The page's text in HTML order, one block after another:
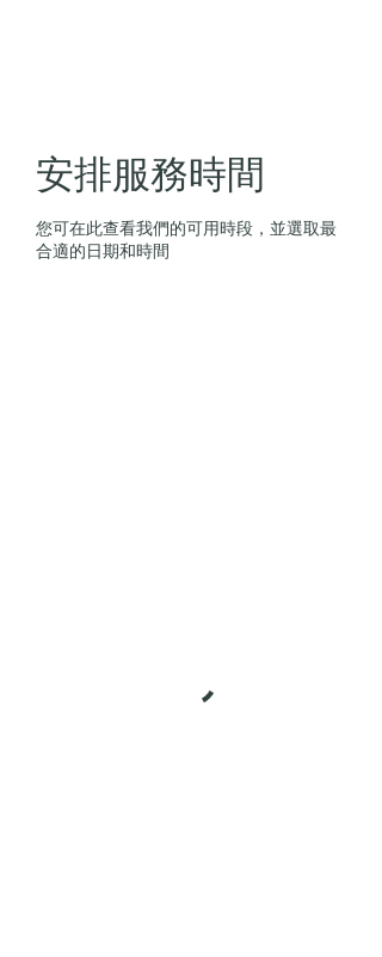
安排服務時間
您可在此查看我們的可用時段，並選取最
合適的日期和時間